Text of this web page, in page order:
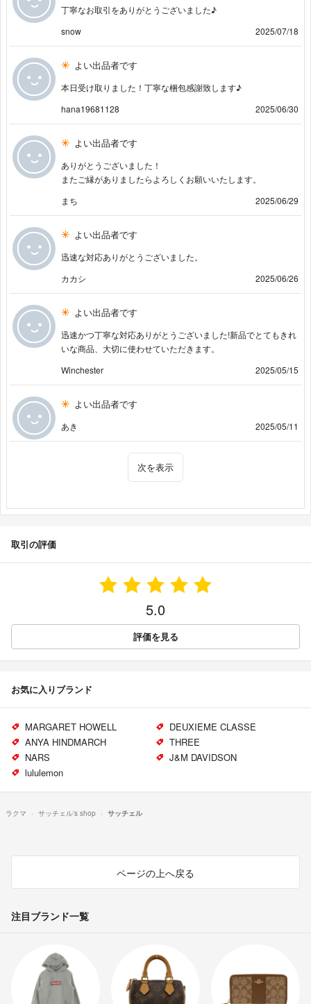
丁寧なお取引をありがとうございました♪
snow
2025/07/18
よい出品者です
本日受け取りました！丁寧な梱包感謝致します♪
hana19681128
2025/06/30
よい出品者です
ありがとうございました！
またご縁がありましたらよろしくお願いいたします。
まち
2025/06/29
よい出品者です
迅速な対応ありがとうございました。
カカシ
2025/06/26
よい出品者です
迅速かつ丁寧な対応ありがとうございました!新品でとてもきれ
いな商品、大切に使わせていただきます。
Winchester
2025/05/15
よい出品者です
あき 2025/05/11
次を表示
取引の評価
5.0
評価を見る
お気に入りブランド
MARGARET HOWELL
DEUXIEME CLASSE
ANYA HINDMARCH
THREE
NARS
J&M DAVIDSON
lululemon
ラクマ サッチェル's shop サッチェル
ページの上へ戻る
注目ブランド一覧